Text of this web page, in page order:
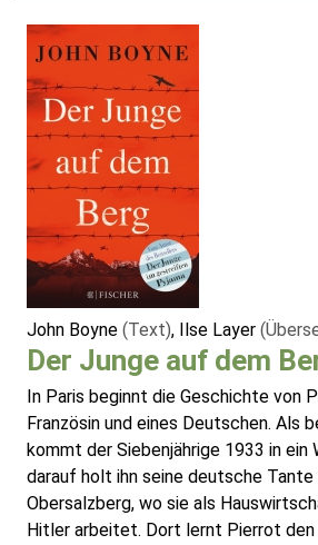
John Boyne (Text), Ilse Layer
Der Junge auf dem
In Paris beginnt die Geschichte von
Französin und eines Deutschen. Als
kommt der Siebenjährige 1933 in ein
darauf holt ihn seine deutsche Tante
Obersalzberg, wo sie als
Hitler arbeitet. Dort lernt Pierrot den